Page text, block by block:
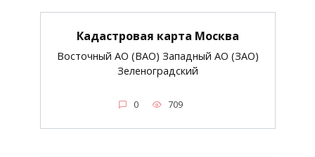
Кадастровая карта Москва
Восточный АО (ВАО) Западный АО (ЗАО)
Зеленоградский
0 709